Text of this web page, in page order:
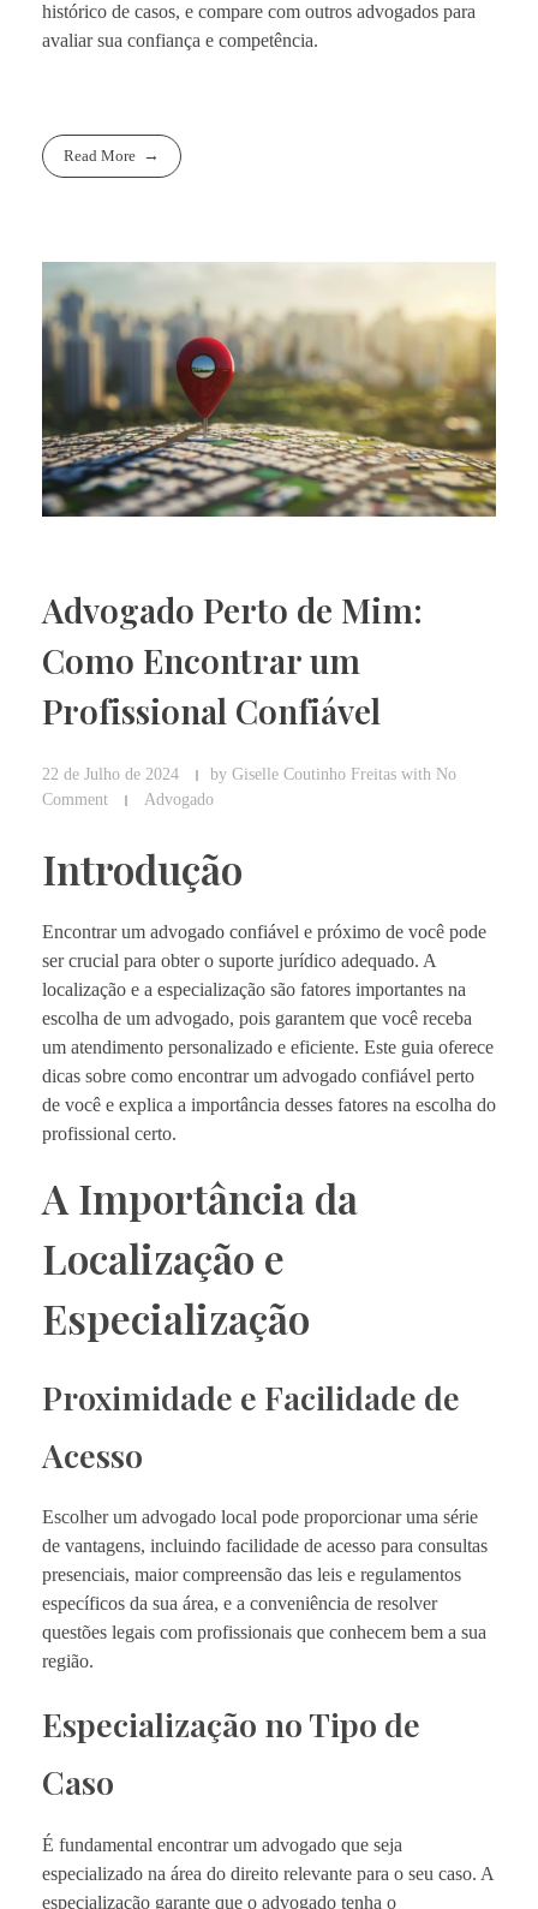
histórico de casos, e compare com outros advogados para
avaliar sua confiança e competência.
Read More
Advogado Perto de Mim:
Como Encontrar um
Profissional Confiável
22 de Julho de 2024 by Giselle Coutinho Freitas with No
Comment
Advogado
Introdução
Encontrar um advogado confiável e próximo de você pode
ser crucial para obter o suporte jurídico adequado. A
localização e a especialização são fatores importantes na
escolha de um advogado, pois garantem que você receba
um atendimento personalizado e eficiente. Este guia oferece
dicas sobre como encontrar um advogado confiável perto
de você e explica a importância desses fatores na escolha do
profissional certo.
A Importância da
Localização e
Especialização
Proximidade e Facilidade de
Acesso
Escolher um advogado local pode proporcionar uma série
de vantagens, incluindo facilidade de acesso para consultas
presenciais, maior compreensão das leis e regulamentos
específicos da sua área, e a conveniência de resolver
questões legais com profissionais que conhecem bem a sua
região.
Especialização no Tipo de
Caso
É fundamental encontrar um advogado que seja
especializado na área do direito relevante para o seu caso. A
especialização garante que o advogado tenha o